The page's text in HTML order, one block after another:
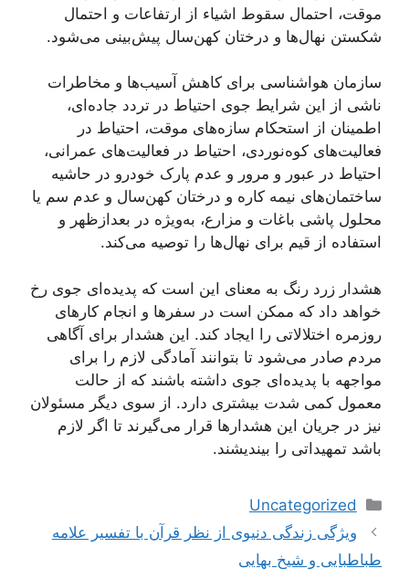
موقت، احتمال سقوط اشیاء از ارتفاعات و احتمال
شکستن نهال‌ها و درختان کهن‌سال پیش‌بینی می‌شود.
سازمان هواشناسی برای کاهش آسیب‌ها و مخاطرات
ناشی از این شرایط جوی احتیاط در تردد جاده‌ای،
اطمینان از استحکام سازه‌های موقت، احتیاط در
فعالیت‌های کوه‌نوردی، احتیاط در فعالیت‌های عمرانی،
احتیاط در عبور و مرور و عدم پارک خودرو در حاشیه
ساختمان‌های نیمه کاره و درختان کهن‌سال و عدم سم یا
محلول پاشی باغات و مزارع، به‌ویژه در بعدازظهر و
استفاده از قیم برای نهال‌ها را توصیه می‌کند.
هشدار زرد رنگ به معنای این است که پدیده‌ای جوی رخ
خواهد داد که ممکن است در سفرها و انجام کارهای
روزمره اختلالاتی را ایجاد کند. این هشدار برای آگاهی
مردم صادر می‌شود تا بتوانند آمادگی لازم را برای
مواجهه با پدیده‌ای جوی داشته باشند که از حالت
معمول کمی شدت بیشتری دارد. از سوی دیگر مسئولان
نیز در جریان این هشدارها قرار می‌گیرند تا اگر لازم
باشد تمهیداتی را بیندیشند.
دسته‌ها
Uncategorized
ناوبری
نوشته‌ها
ویژگی زندگی دنیوی از نظر قرآن با تفسیر علامه
طباطبایی و شیخ بهایی